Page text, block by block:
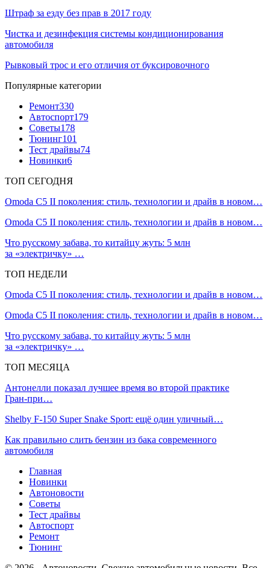
Штраф за езду без прав в 2017 году
Чистка и дезинфекция системы кондиционирования
автомобиля
Рывковый трос и его отличия от буксировочного
Популярные категории
Ремонт330
Автоспорт179
Советы178
Тюнинг101
Тест драйвы74
Новинки6
ТОП СЕГОДНЯ
Omoda C5 II поколения: стиль, технологии и драйв в новом…
Omoda C5 II поколения: стиль, технологии и драйв в новом…
Что русскому забава, то китайцу жуть: 5 млн
за «электричку» …
ТОП НЕДЕЛИ
Omoda C5 II поколения: стиль, технологии и драйв в новом…
Omoda C5 II поколения: стиль, технологии и драйв в новом…
Что русскому забава, то китайцу жуть: 5 млн
за «электричку» …
ТОП МЕСЯЦА
Антонелли показал лучшее время во второй практике
Гран‑при…
Shelby F-150 Super Snake Sport: ещё один уличный…
Как правильно слить бензин из бака современного
автомобиля
Главная
Новинки
Автоновости
Советы
Тест драйвы
Автоспорт
Ремонт
Тюнинг